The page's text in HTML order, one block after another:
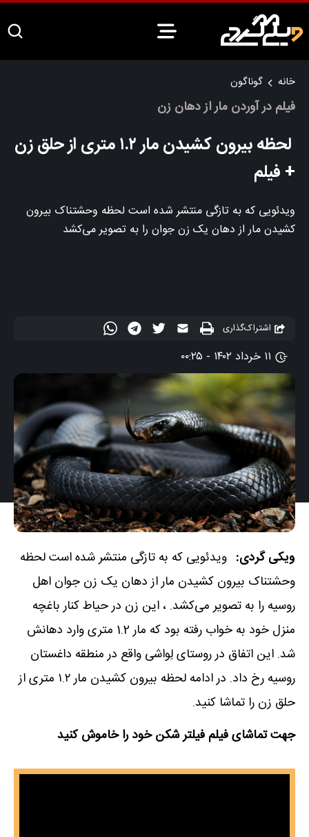
خانه گوناگون
فیلم در آوردن مار از دهان زن
لحظه بیرون کشیدن مار ۱.۲ متری از حلق زن
+ فیلم
ویدئویی که به تازگی منتشر شده است لحظه وحشتناک بیرون
کشیدن مار از دهان یک زن جوان را به تصویر می‌کشد
اشتراک‌گذاری
۱۱ خرداد ۱۴۰۲ - ۰۰:۲۵
ویکی گردی: ویدئویی که به تازگی منتشر شده است لحظه
وحشتناک بیرون کشیدن مار از دهان یک زن جوان اهل
روسیه را به تصویر می‌کشد. ، این زن در حیاط کنار باغچه
منزل خود به خواب رفته بود که مار 1.2 متری وارد دهانش
شد. این اتفاق در روستای لِواشی واقع در منطقه داغستان
روسیه رخ داد. در ادامه لحظه بیرون کشیدن مار ۱.۲ متری از
حلق زن را تماشا کنید.
جهت تماشای فیلم فیلتر شکن خود را خاموش کنید